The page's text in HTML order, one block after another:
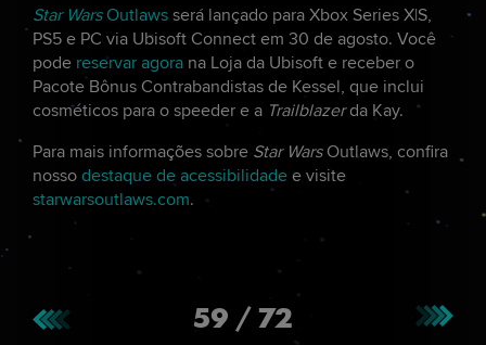
59 /72
Star WarsOutlawsserá lançado para Xbox Series X|S,
PS5 e PC via Ubisoft Connect em 30 de agosto. Você
pode reservar agora na Loja da Ubisoft e receber o
Pacote Bônus Contrabandistas de Kessel, que inclui
cosméticos para o speeder e a Trailblazerda Kay.
Para mais informações sobre Star WarsOutlaws, confira
nosso destaque de acessibilidadee visite
starwarsoutlaws.com.